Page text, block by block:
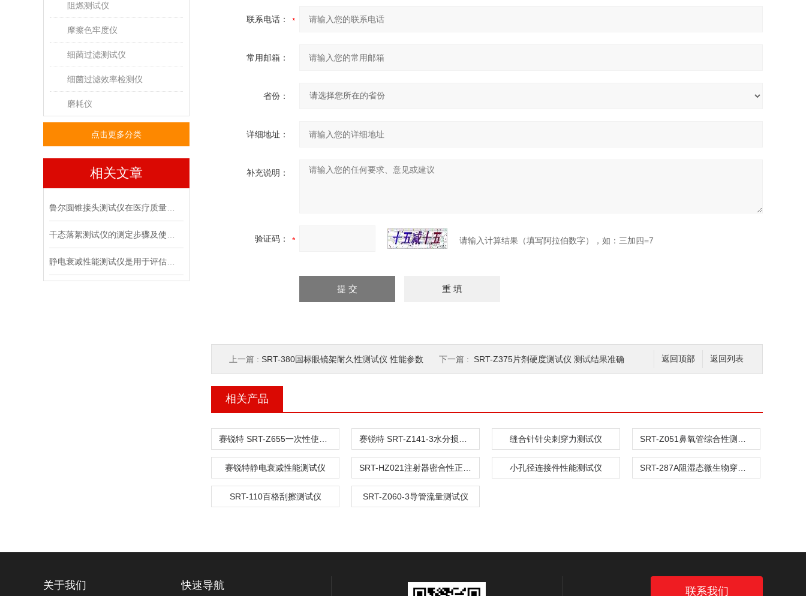
阻燃测试仪
摩擦色牢度仪
细菌过滤测试仪
细菌过滤效率检测仪
磨耗仪
点击更多分类
相关文章
联系电话：
常用邮箱：
省份：
详细地址：
补充说明：
验证码： 请输入计算结果（填写阿拉伯数字），如：三加四=7
返回列表
返回顶部
上一篇 : SRT-380国标眼镜架耐久性测试仪 性能参数 下一篇 : SRT-Z375片剂硬度测试仪 测试结果准确
相关产品
缝合针针尖刺穿力测试仪
赛锐特静电衰减性能测试仪 小孔径连接件性能测试仪
SRT-110百格刮擦测试仪 SRT-Z060-3导管流量测试仪
关于我们 快速导航 联系我们